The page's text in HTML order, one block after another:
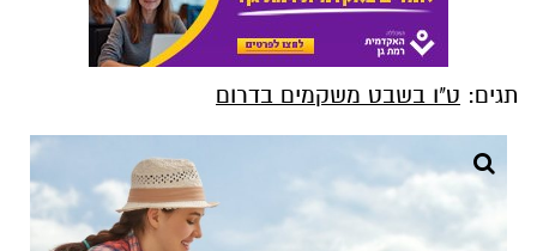
תגים: ט"ו בשבט משקמים בדרום